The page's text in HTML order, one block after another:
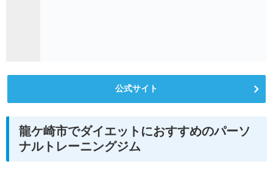
公式サイト
龍ケ崎市でダイエットにおすすめのパーソ
ナルトレーニングジム